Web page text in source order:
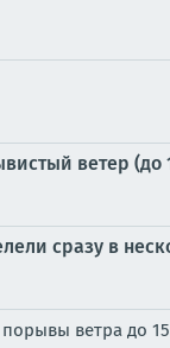
ветер
сразу в
ветра до